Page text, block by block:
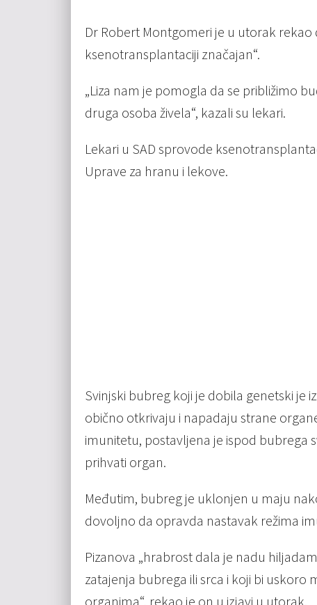
Dr Robert Montgomeri je u utorak rekao
ksenotransplantaciji značajan“.
„Liza nam je pomogla da se približimo
druga osoba živela“, kazali su lekari.
Lekari u SAD sprovode
Uprave za hranu i lekove.
Svinjski bubreg koji je dobila genetski je
obično otkrivaju i napadaju strane
imunitetu, postavljena je ispod bubrega
prihvati organ.
Međutim, bubreg je uklonjen u maju
dovoljno da opravda nastavak režima
Pizanova „hrabrost dala je nadu
zatajenja bubrega ili srca i koji bi
organima“, rekao je on u izjavi u utorak.